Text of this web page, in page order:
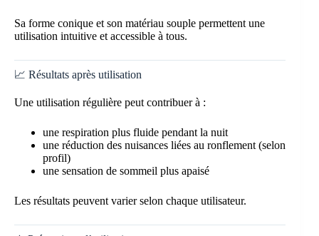
Sa forme conique et son matériau souple permettent une
utilisation intuitive et accessible à tous.
📈 Résultats après utilisation
Une utilisation régulière peut contribuer à :
une respiration plus fluide pendant la nuit
une réduction des nuisances liées au ronflement (selon
profil)
une sensation de sommeil plus apaisé
Les résultats peuvent varier selon chaque utilisateur.